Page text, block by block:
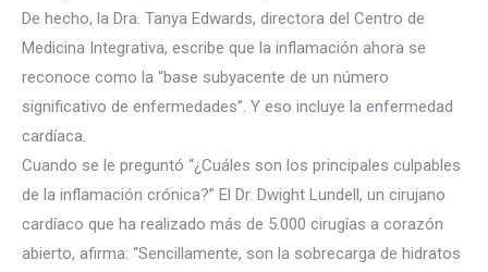
De hecho, la Dra. Tanya Edwards, directora del Centro de
Medicina Integrativa, escribe que la inflamación ahora se
reconoce como la “base subyacente de un número
significativo de enfermedades”. Y eso incluye la enfermedad
cardíaca.
Cuando se le preguntó “¿Cuáles son los principales culpables
de la inflamación crónica?” El Dr. Dwight Lundell, un cirujano
cardíaco que ha realizado más de 5.000 cirugías a corazón
abierto, afirma: “Sencillamente, son la sobrecarga de hidratos